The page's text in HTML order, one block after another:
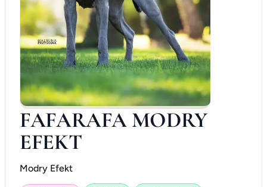
FAFARAFA MODRY
EFEKT
Modry Efekt